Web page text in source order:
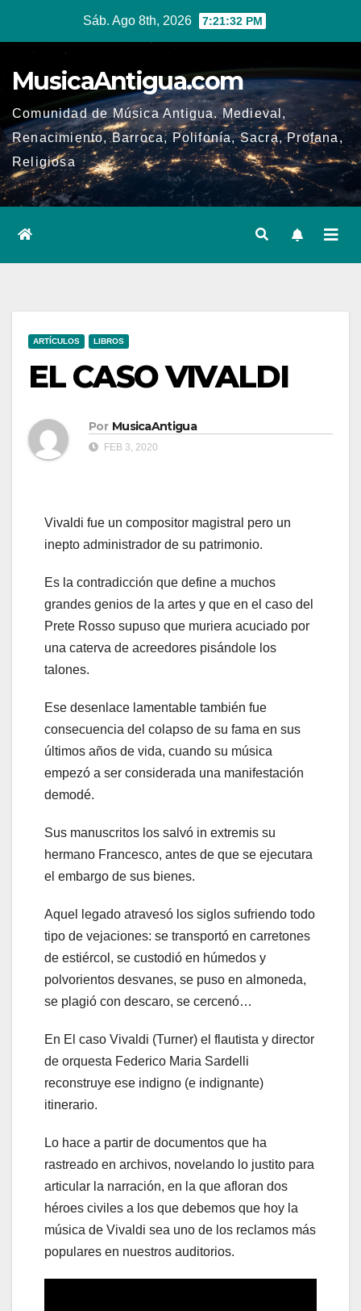
Sáb. Ago 8th, 2026 7:21:33 PM
MusicaAntigua.com
Comunidad de Música Antigua. Medieval,
Renacimiento, Barroca, Polifonía, Sacra, Profana,
Religiosa
ARTÍCULOS LIBROS
EL CASO VIVALDI
Por MusicaAntigua
FEB 3, 2020
Vivaldi fue un compositor magistral pero un
inepto administrador de su patrimonio.
Es la contradicción que define a muchos
grandes genios de la artes y que en el caso del
Prete Rosso supuso que muriera acuciado por
una caterva de acreedores pisándole los
talones.
Ese desenlace lamentable también fue
consecuencia del colapso de su fama en sus
últimos años de vida, cuando su música
empezó a ser considerada una manifestación
demodé.
Sus manuscritos los salvó in extremis su
hermano Francesco, antes de que se ejecutara
el embargo de sus bienes.
Aquel legado atravesó los siglos sufriendo todo
tipo de vejaciones: se transportó en carretones
de estiércol, se custodió en húmedos y
polvorientos desvanes, se puso en almoneda,
se plagió con descaro, se cercenó…
En El caso Vivaldi (Turner) el flautista y director
de orquesta Federico Maria Sardelli
reconstruye ese indigno (e indignante)
itinerario.
Lo hace a partir de documentos que ha
rastreado en archivos, novelando lo justito para
articular la narración, en la que afloran dos
héroes civiles a los que debemos que hoy la
música de Vivaldi sea uno de los reclamos más
populares en nuestros auditorios.